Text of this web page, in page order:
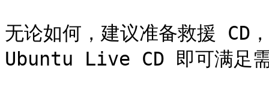
无论如何，建议准备救援 CD
Ubuntu Live CD 即可满足